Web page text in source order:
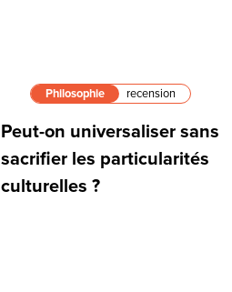
Philosophie recension
Peut-on universaliser sans
sacrifier les particularités
culturelles ?